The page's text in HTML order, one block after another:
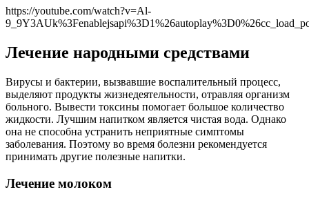
https://youtube.com/watch?v=Al-
Лечение народными средствами
Вирусы и бактерии, вызвавшие воспалительный процесс,
выделяют продукты жизнедеятельности, отравляя организм
больного. Вывести токсины помогает большое количество
жидкости. Лучшим напитком является чистая вода. Однако
она не способна устранить неприятные симптомы
заболевания. Поэтому во время болезни рекомендуется
принимать другие полезные напитки.
Лечение молоком